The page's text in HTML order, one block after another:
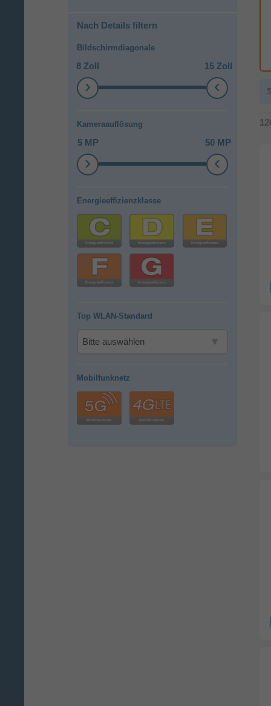
Nach Details filtern
Bildschirmdiagonale
8 Zoll 15 Zoll
Kameraauflösung
5 MP 50 MP
Energieeffizienzklasse
Top WLAN-Standard
Mobilfunknetz